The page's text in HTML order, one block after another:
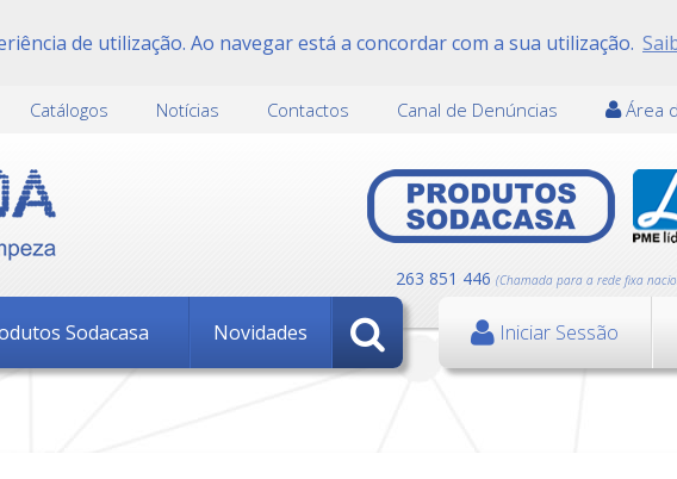
de utilização. Ao navegar está a concordar com a sua utilização.
Catálogos Notícias Contactos Canal de Denúncias Área
263 851 446 (Chamada para a rede fixa
Sodacasa Novidades Iniciar Sessão